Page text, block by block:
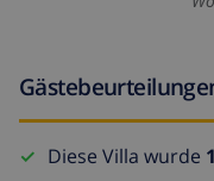
Diese Villa wurde